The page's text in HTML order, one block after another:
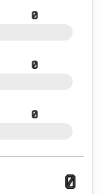
0
0
0
0